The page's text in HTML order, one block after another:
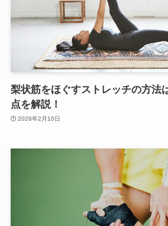
梨状筋をほぐすストレッチの方法
点を解説！
2026年2月10日